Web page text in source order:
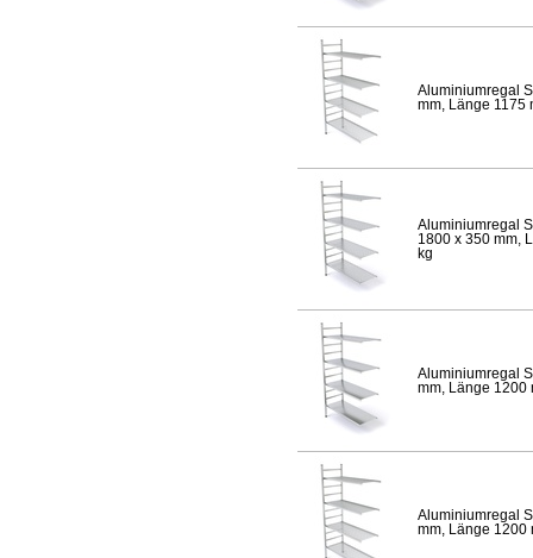
Aluminiumregal
mm, Länge 1175
Aluminiumregal
1800 x 350 mm,
kg
Aluminiumregal
mm, Länge 1200
Aluminiumregal
mm, Länge 1200